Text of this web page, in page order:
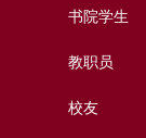
书院学生
教职员
校友